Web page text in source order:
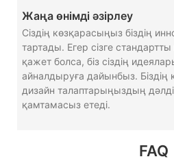
Жаңа өнімді әзірлеу
Сіздің көзқарасыңыз біздің
тартады. Егер сізге
қажет болса, біз сіздің
айналдыруға дайынбыз. Біздің
дизайн талаптарыңыздың
қамтамасыз етеді.
FAQ